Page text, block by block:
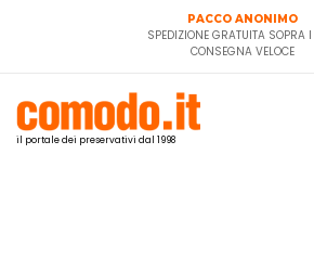
PACCO ANONIMO
SPEDIZIONE GRATUITA SOPRA I
CONSEGNA VELOCE
il portale dei preservativi dal 1998